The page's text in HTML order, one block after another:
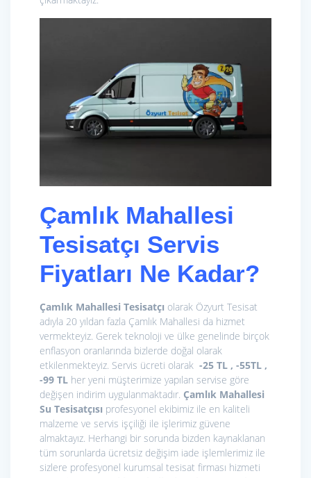
Çamlık Mahallesi
Tesisatçı Servis
Fiyatları Ne Kadar?
Çamlık Mahallesi Tesisatçı olarak Özyurt Tesisat
adıyla 20 yıldan fazla Çamlık Mahallesi da hizmet
vermekteyiz. Gerek teknoloji ve ülke genelinde birçok
enflasyon oranlarında bizlerde doğal olarak
etkilenmekteyiz. Servis ücreti olarak -25 TL , -55TL ,
-99 TL her yeni müşterimize yapılan servise göre
değişen indirim uygulanmaktadır. Çamlık Mahallesi
Su Tesisatçısı profesyonel ekibimiz ile en kaliteli
malzeme ve servis işçiliği ile işlerimiz güvene
almaktayız. Herhangi bir sorunda bizden kaynaklanan
tüm sorunlarda ücretsiz değişim iade işlemlerimiz ile
sizlere profesyonel kurumsal tesisat firması hizmeti